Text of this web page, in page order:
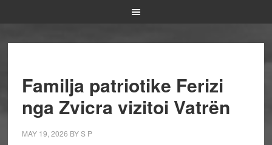
Familja patriotike Ferizi
nga Zvicra vizitoi Vatrën
MAY 19, 2026 BYS P